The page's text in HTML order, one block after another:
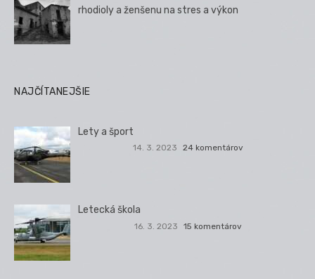
rhodioly a ženšenu na stres a výkon
NAJČÍTANEJŠIE
Lety a šport
14. 3. 2023 24 komentárov
Letecká škola
16. 3. 2023 15 komentárov